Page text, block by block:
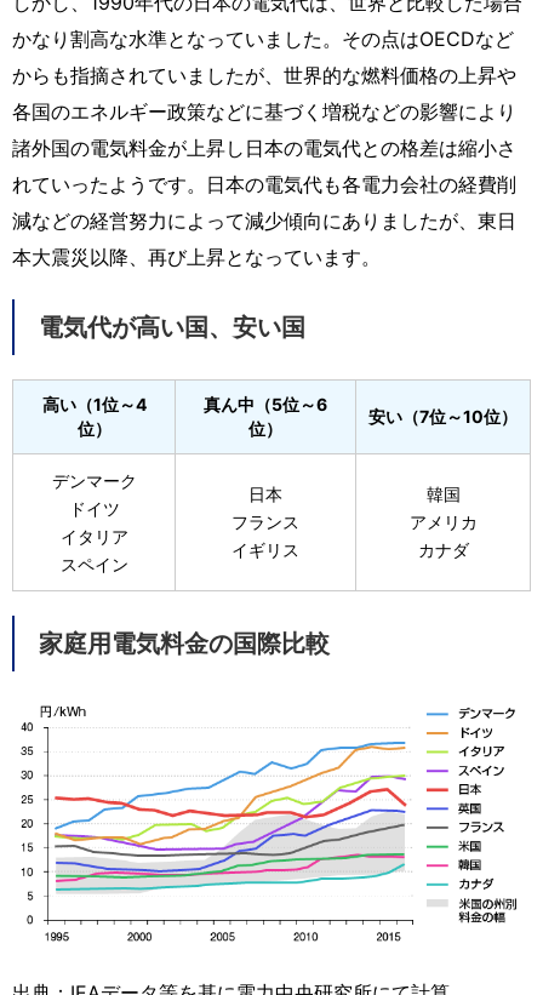
かなり割高な水準となっていました。その点はOECDなど
からも指摘されていましたが、世界的な燃料価格の上昇や
各国のエネルギー政策などに基づく増税などの影響により
諸外国の電気料金が上昇し日本の電気代との格差は縮小さ
れていったようです。日本の電気代も各電力会社の経費削
減などの経営努力によって減少傾向にありましたが、東日
本大震災以降、再び上昇となっています。
電気代が高い国、安い国
高い（1位～4
位）
真ん中（5位～6
位）
安い（7位～10位）
デンマーク
ドイツ
イタリア
スペイン
日本
フランス
イギリス
韓国
アメリカ
カナダ
家庭用電気料金の国際比較